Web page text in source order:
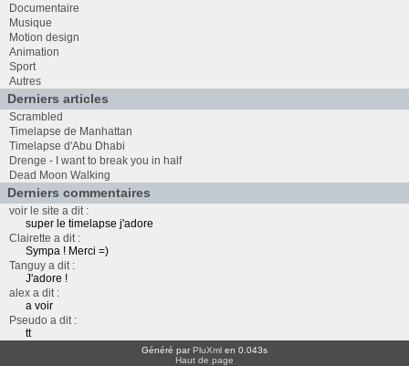
Documentaire
Musique
Motion design
Animation
Sport
Autres
Derniers articles
Scrambled
Timelapse de Manhattan
Timelapse d'Abu Dhabi
Drenge - I want to break you in half
Dead Moon Walking
Derniers commentaires
voir le site a dit :
super le timelapse j'adore
Clairette a dit :
Sympa ! Merci =)
Tanguy a dit :
J'adore !
alex a dit :
a voir
Pseudo a dit :
tt
Généré parPluXml en 0.043s
Haut de page